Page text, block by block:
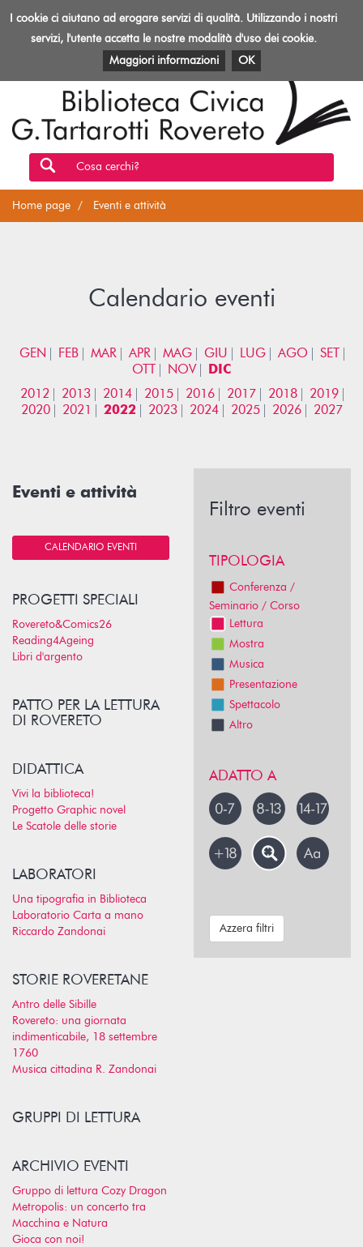
Toggle
Biblioteca
Rovereto
EVENTI E ATTIVITÀ PATRIMONIO E RISORSE
Cosa cerchi?
Home page Eventi e attività
Calendario eventi
GEN FEB MAR APR MAG GIU LUG AGO
SET
OTT
NOV
DIC
2012
2013 2014 2015 2016 2017 2018
2019
2020
2021 2022 2023 2024 2025 2026 2027
Eventi e attività
CALENDARIO EVENTI
PROGETTI SPECIALI
Rovereto&Comics26
Reading4Ageing
Libri d'argento
PATTO PER LA LETTURA
DI ROVERETO
DIDATTICA
Vivi la biblioteca!
Progetto Graphic novel
Le Scatole delle storie
LABORATORI
Una tipografia in Biblioteca
Laboratorio Carta a mano
Riccardo Zandonai
STORIE ROVERETANE
Antro delle Sibille
Rovereto: una giornata
indimenticabile, 18 settembre
1760
Musica cittadina R. Zandonai
GRUPPI DI LETTURA
ARCHIVIO EVENTI
Gruppo di lettura Cozy Dragon
Metropolis: un concerto tra
Macchina e Natura
Gioca con noi!
Filtro eventi
TIPOLOGIA
Conferenza /
Seminario / Corso
Lettura
Mostra
Musica
Presentazione
Spettacolo
Altro
ADATTO A
Azzera filtri
I cookie ci aiutano ad erogare servizi di qualità. Utilizzando i nostri
servizi, l'utente accetta le nostre modalità d'uso dei cookie.
Maggiori informazioni
OK